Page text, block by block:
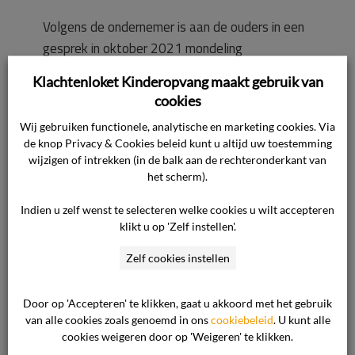
Volgens de ondernemer is aan de ouders in een
gesprek in oktober 2021 mondeling
locatie niet langer te handhaven was en dat de
ouders zouden moeten gaan zoeken naar een
andere opvanglocatie. De ondernemer raadt de
ouders tijdens dit gesprek aan zich hiertoe aan
te melden bij het wijkteam. Tijdens het gesprek
dat de locatie geen passende opvang meer kon
melden bij het wijkteam.
De ondernemer stelt dat de ouders vanaf
oktober 2021 hadden moeten en kunnen
Klachtenloket Kinderopvang maakt gebruik van
cookies
Wij gebruiken functionele, analytische en marketing cookies. Via
de knop Privacy & Cookies beleid kunt u altijd uw toestemming
wijzigen of intrekken (in de balk aan de rechteronderkant van
het scherm).
Indien u zelf wenst te selecteren welke cookies u wilt accepteren
klikt u op 'Zelf instellen'.
Zelf cookies instellen
Door op 'Accepteren' te klikken, gaat u akkoord met het gebruik
van alle cookies zoals genoemd in onscookiebeleid . U kunt alle
cookies weigeren door op 'Weigeren' te klikken.